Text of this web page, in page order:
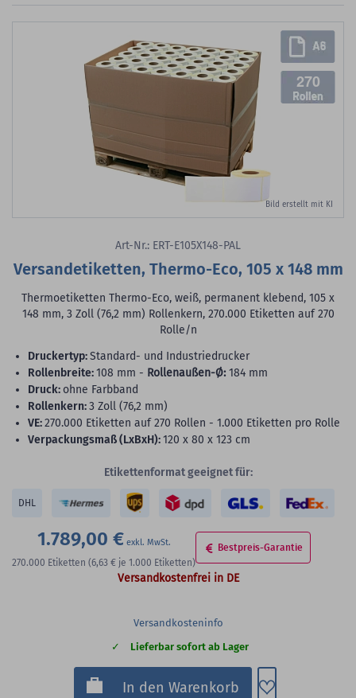
270
Bild erstellt mit KI
Art-Nr.: ERT-E105X148-PAL
Versandetiketten, Thermo-Eco, 105 x 148 mm
Thermoetiketten Thermo-Eco, weiß, permanent klebend, 105 x
148 mm, 3 Zoll (76,2 mm) Rollenkern, 270.000 Etiketten auf 270
Rolle/n
Druckertyp:Standard- und Industriedrucker
Rollenbreite:108 mm - Rollenaußen-Ø: 184 mm
Druck: ohne Farbband
Rollenkern:3 Zoll (76,2 mm)
VE:270.000 Etiketten auf 270 Rollen - 1.000 Etiketten pro Rolle
Verpackungsmaß (LxBxH):120 x 80 x 123 cm
Etikettenformat geeignet für:
DHL
1.789,00 €
270.000 Etiketten (6,63 € je 1.000 Etiketten)
Bestpreis-Garantie
Versandkostenfrei in DE
Versandkosteninfo
Lieferbar sofort ab Lager
In den Warenkorb Zum